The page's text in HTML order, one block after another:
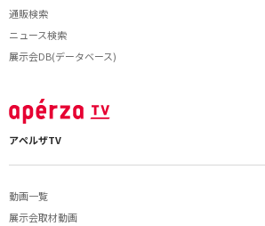
通販検索
ニュース検索
展示会DB(データベース)
アペルザTV
動画一覧
展示会取材動画